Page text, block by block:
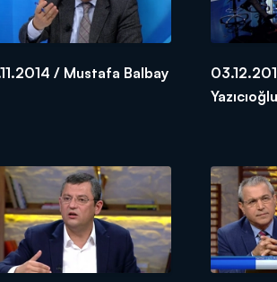
/ Mustafa Balbay
Yazıcıoğlu